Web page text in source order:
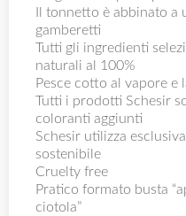
Il tonnetto è abbinato a
gamberetti
Tutti gli ingredienti
naturali al 100%
Pesce cotto al vapore e
Tutti i prodotti Schesir
coloranti aggiunti
Schesir utilizza
sostenibile
Cruelty free
Pratico formato busta
ciotola”